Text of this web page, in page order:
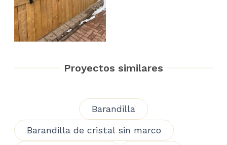
Proyectos similares
Barandilla
Barandilla de cristal sin marco